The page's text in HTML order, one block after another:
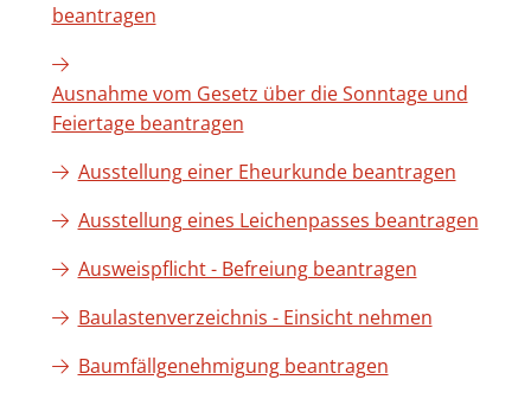
beantragen
Ausnahme vom Gesetz über die Sonntage und
Feiertage beantragen
Ausstellung einer Eheurkunde beantragen
Ausstellung eines Leichenpasses beantragen
Ausweispflicht - Befreiung beantragen
Baulastenverzeichnis - Einsicht nehmen
Baumfällgenehmigung beantragen